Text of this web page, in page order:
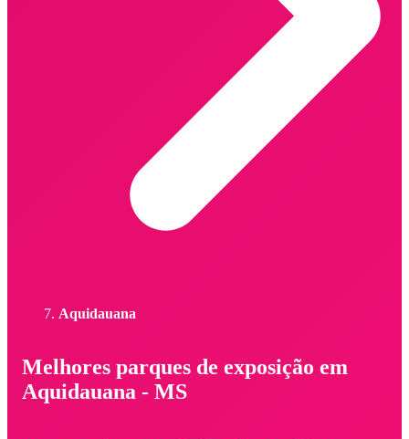
Aquidauana
Melhores parques de exposição em
Aquidauana - MS